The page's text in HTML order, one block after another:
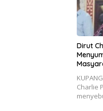
Dirut
Charlie